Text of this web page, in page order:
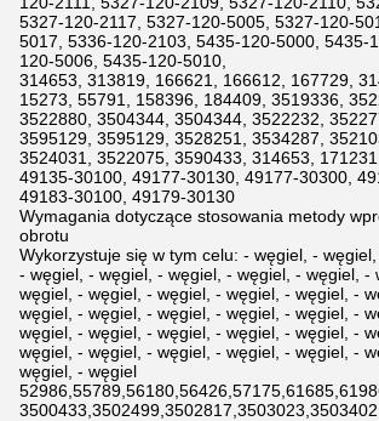
5327-120-2117, 5327-120-5005, 5327-120-
5017, 5336-120-2103, 5435-120-5000, 5435-
120-5006, 5435-120-5010,
314653, 313819, 166621, 166612, 167729,
15273, 55791, 158396, 184409, 3519336,
3522880, 3504344, 3504344, 3522232,
3595129, 3595129, 3528251, 3534287,
3524031, 3522075, 3590433, 314653, 171231
49135-30100, 49177-30130, 49177-30300,
49183-30100, 49179-30130
Wymagania dotyczące stosowania metody
obrotu
Wykorzystuje się w tym celu: - węgiel, -
- węgiel, - węgiel, - węgiel, - węgiel, - węgiel, -
węgiel, - węgiel, - węgiel, - węgiel, - węgiel, -
węgiel, - węgiel, - węgiel, - węgiel, - węgiel, -
węgiel, - węgiel, - węgiel, - węgiel, - węgiel, -
węgiel, - węgiel, - węgiel, - węgiel, - węgiel, -
węgiel, - węgiel